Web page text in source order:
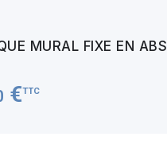
MURAL FIXE EN ABS
€TTC